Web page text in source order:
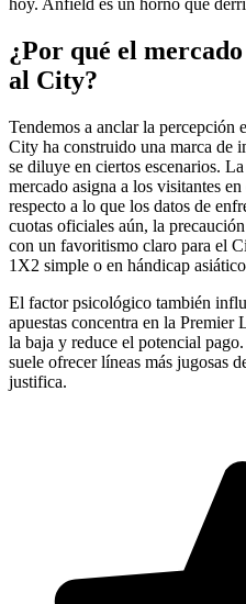
hoy. Anfield es un horno que
¿Por qué el
al City?
Tendemos a anclar la percepción
City ha construido una marca de
se diluye en ciertos escenarios.
mercado asigna a los visitantes
respecto a lo que los datos de
cuotas oficiales aún, la
con un favoritismo claro para el
1X2 simple o en hándicap
El factor psicológico también
apuestas concentra en la Premier
la baja y reduce el potencial
suele ofrecer líneas más jugosas
justifica.